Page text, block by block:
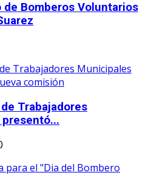
de Bomberos Voluntarios
Trabajadores